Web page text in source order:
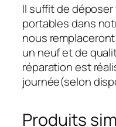
Il suffit de
portables dans
nous
un neuf et de
réparation est
journée(selon
Produits